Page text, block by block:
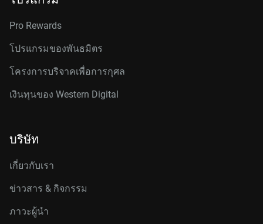
Pro Rewards
โปรแกรมของพันธมิตร
โครงการบริจาคเพื่อการกุศล
เงินทุนของ Western Digital
บริษัท
เกี่ยวกับเรา
ข่าวสาร & กิจกรรม
ภาวะผู้นำ